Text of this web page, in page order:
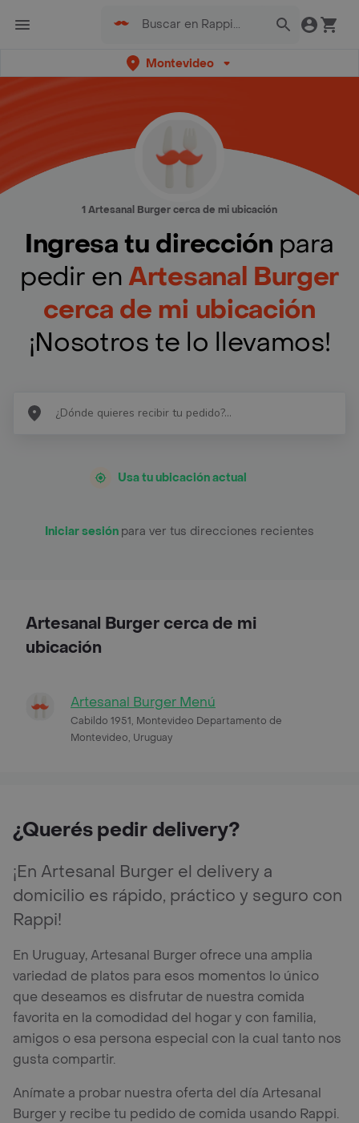
Montevideo
1 Artesanal Burger cerca de mi ubicación
Ingresa tu dirección para
pedir enArtesanal Burger
cerca de mi ubicación
¡Nosotros te lo llevamos!
Usa tu ubicación actual
Iniciar sesión para ver tus direcciones recientes
Artesanal Burger cerca de mi
ubicación
Artesanal Burger Menú
Cabildo 1951, Montevideo Departamento de
Montevideo, Uruguay
¿Querés pedir delivery?
¡En Artesanal Burger el delivery a
domicilio es rápido, práctico y seguro con
Rappi!
En Uruguay, Artesanal Burger ofrece una amplia
variedad de platos para esos momentos lo único
que deseamos es disfrutar de nuestra comida
favorita en la comodidad del hogar y con familia,
amigos o esa persona especial con la cual tanto nos
gusta compartir.
Anímate a probar nuestra oferta del día Artesanal
Burger y recibe tu pedido de comida usando Rappi.